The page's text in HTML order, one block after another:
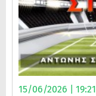
15/06/2026 | 19:21